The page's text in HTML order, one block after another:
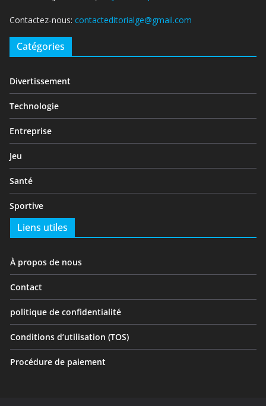
Contactez-nous: contacteditorialge@gmail.com
Catégories
Divertissement
Technologie
Entreprise
Jeu
Santé
Sportive
Liens utiles
À propos de nous
Contact
politique de confidentialité
Conditions d’utilisation (TOS)
Procédure de paiement